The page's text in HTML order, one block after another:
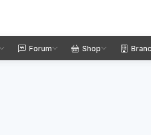
Forum Shop